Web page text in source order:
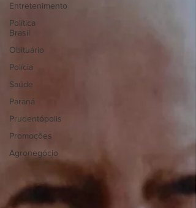
Entretenimento
Política
Brasil
Obituário
Polícia
Saúde
Paraná
Prudentópolis
Promoções
Agronegócio